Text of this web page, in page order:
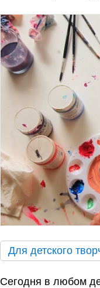
Для детского
Сегодня в любом